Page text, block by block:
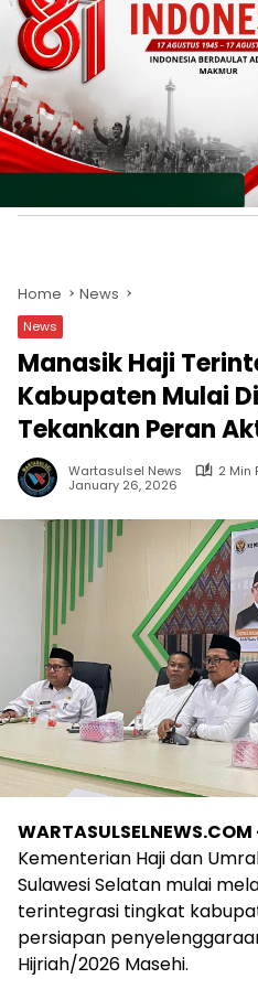
Home News
News
Manasik Haji
Kabupaten Mulai
Tekankan Peran
Wartasulsel News
2 Min
January 26, 2026
WARTASULSELNEWS.COM
Kementerian Haji dan
Sulawesi Selatan mulai
terintegrasi tingkat
persiapan
Hijriah/2026 Masehi.